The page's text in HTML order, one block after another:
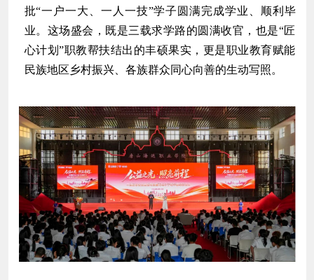
批“一户一大、一人一技”学子圆满完成学业、顺利毕
业。这场盛会，既是三载求学路的圆满收官，也是“匠
心计划”职教帮扶结出的丰硕果实，更是职业教育赋能
民族地区乡村振兴、各族群众同心向善的生动写照。